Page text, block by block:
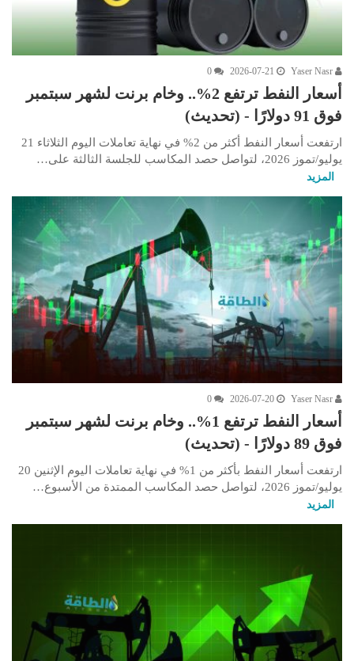
2026-07-21
0
أسعار النفط ترتفع 2%.. وخام برنت لشهر سبتمبر
فوق 91 دولارًا - (تحديث)
ارتفعت أسعار النفط أكثر من 2% في نهاية تعاملات اليوم الثلاثاء 21
يوليو/تموز 2026، لتواصل حصد المكاسب للجلسة الثالثة على…
المزيد
2026-07-20
0
أسعار النفط ترتفع 1%.. وخام برنت لشهر سبتمبر
فوق 89 دولارًا - (تحديث)
ارتفعت أسعار النفط بأكثر من 1% في نهاية تعاملات اليوم الإثنين 20
يوليو/تموز 2026، لتواصل حصد المكاسب الممتدة من الأسبوع…
المزيد